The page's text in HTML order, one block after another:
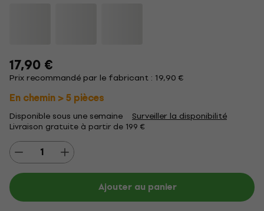
17,90 €
Prix recommandé par le fabricant : 19,90 €
En chemin > 5 pièces
Disponible sous une semaine Surveiller la disponibilité
Livraison gratuite à partir de 199 €
Ajouter au panier